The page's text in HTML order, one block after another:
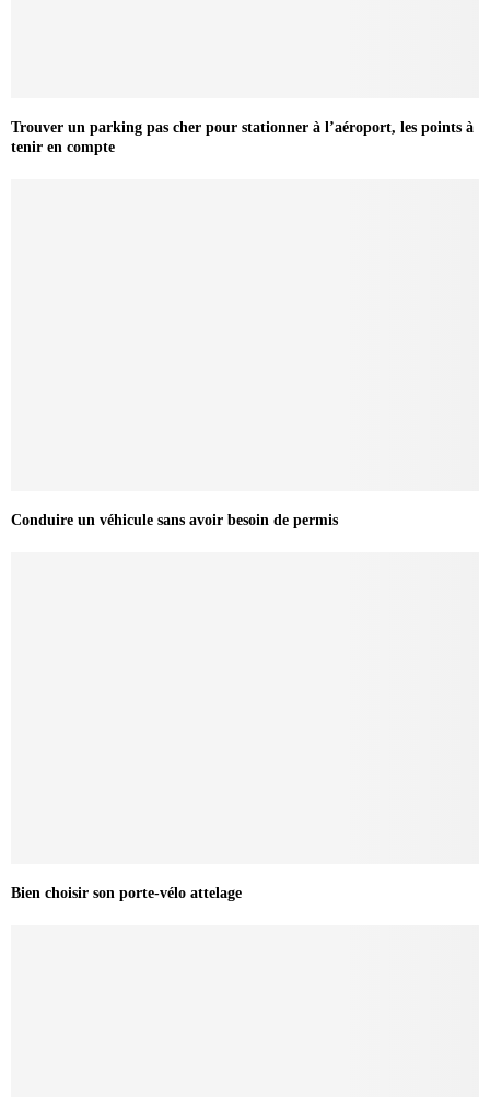
Trouver un parking pas cher pour stationner à l’aéroport, les points à
tenir en compte
Conduire un véhicule sans avoir besoin de permis
Bien choisir son porte-vélo attelage